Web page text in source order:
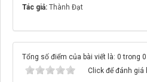
Tác giả: Thành Đạt
Tổng số điểm của bài viết là: 0 trong
Click để đánh giá